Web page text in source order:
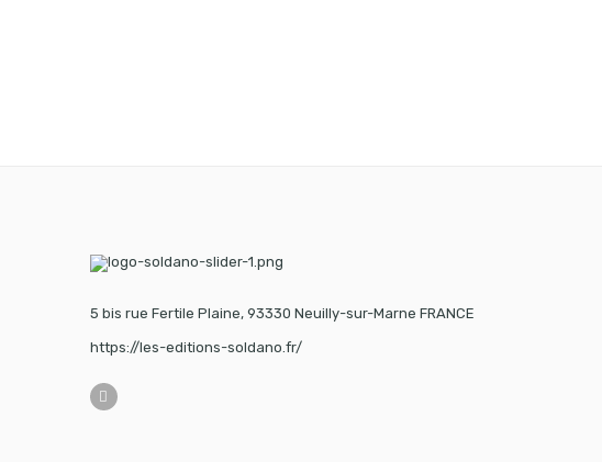
5 bis rue Fertile Plaine, 93330 Neuilly-sur-Marne FRANCE
https://les-editions-soldano.fr/